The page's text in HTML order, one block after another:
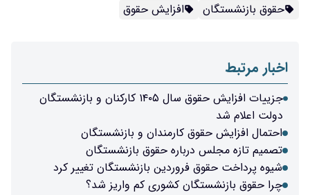
حقوق بازنشستگان افزایش حقوق
اخبار مرتبط
جزییات افزایش حقوق سال ۱۴۰۵ کارکنان و بازنشستگان
دولت اعلام شد
احتمال افزایش حقوق کارمندان و بازنشستگان
تصمیم تازه مجلس درباره حقوق بازنشستگان
شیوه پرداخت حقوق فروردین بازنشستگان تغییر کرد
چرا حقوق بازنشستگان کشوری کم واریز شد؟